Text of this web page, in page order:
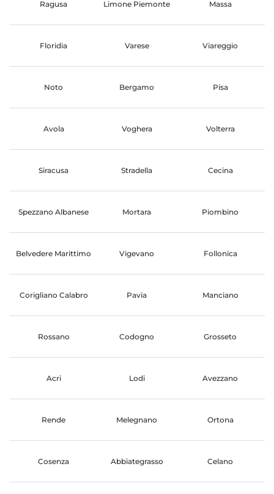
Ragusa Limone Piemonte Massa
Floridia Varese Viareggio
Noto Bergamo Pisa
Avola Voghera Volterra
Siracusa Stradella Cecina
Spezzano Albanese Mortara Piombino
Belvedere Marittimo Vigevano Follonica
Corigliano Calabro Pavia Manciano
Rossano Codogno Grosseto
Acri Lodi Avezzano
Rende Melegnano Ortona
Cosenza Abbiategrasso Celano